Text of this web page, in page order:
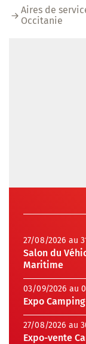
Aires de
Occitanie
27/08/2026 au
Salon du
Maritime
03/09/2026 au
Expo
27/08/2026 au
Expo-vente